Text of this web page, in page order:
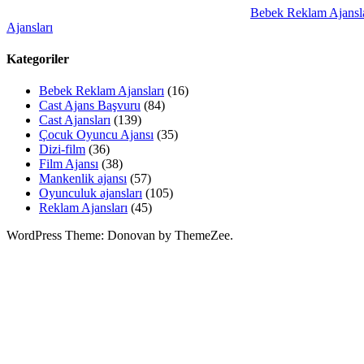
Bebek Reklam
Ajansları
Kategoriler
Bebek Reklam Ajansları (16)
Cast Ajans Başvuru (84)
Cast Ajansları (139)
Çocuk Oyuncu Ajansı (35)
Dizi-film (36)
Film Ajansı (38)
Mankenlik ajansı (57)
Oyunculuk ajansları (105)
Reklam Ajansları (45)
WordPress Theme: Donovan by ThemeZee.